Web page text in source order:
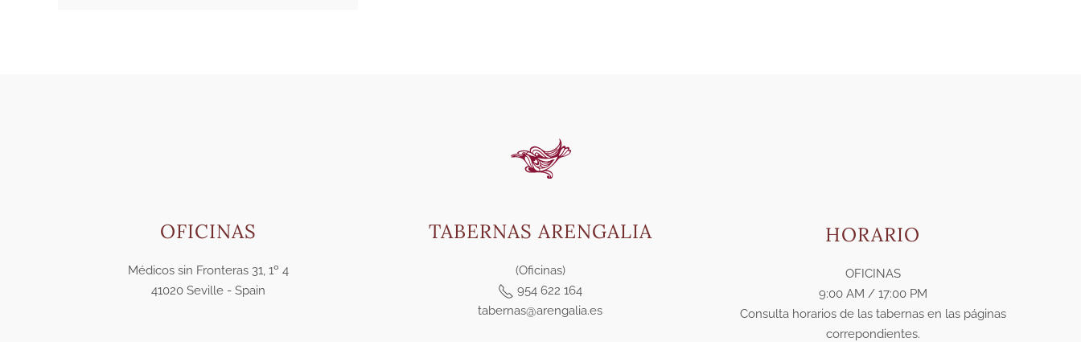
OFICINAS
Médicos sin Fronteras 31, 1º 4
41020 Seville - Spain
TABERNAS ARENGALIA
(Oficinas)
954 622 164
tabernas@arengalia.es
HORARIO
OFICINAS
9:00 AM / 17:00 PM
Consulta horarios de las tabernas en las páginas
correpondientes.